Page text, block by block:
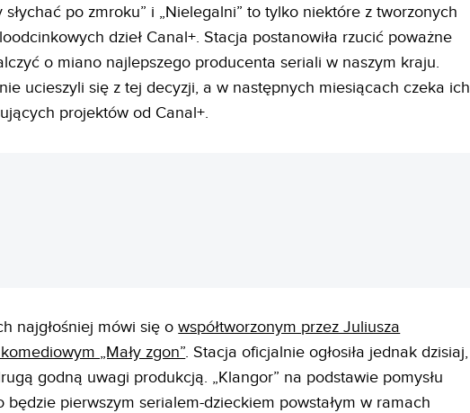
słychać po zmroku” i „Nielegalni” to tylko niektóre z tworzonych
dzieł Canal+. Stacja postanowiła rzucić poważne
o miano najlepszego producenta seriali w naszym kraju.
ucieszyli się z tej decyzji, a w następnych miesiącach czeka ich
projektów od Canal+.
najgłośniej mówi się owspółtworzonym przez Juliusza
„Mały zgon”. Stacja oficjalnie ogłosiła jednak dzisiaj,
godną uwagi produkcją. „Klangor” na podstawie pomysłu
będzie pierwszym serialem-dzieckiem powstałym w ramach